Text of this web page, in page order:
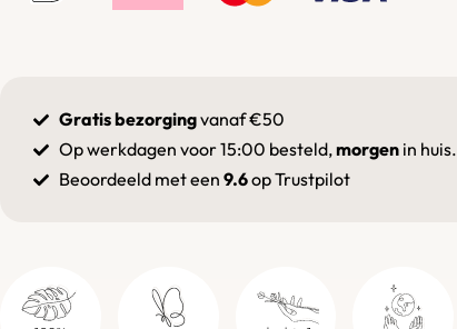
Gratis bezorgingvanaf €50
Op werkdagen voor 15:00 besteld,morgenin huis.
Beoordeeld met een 9.6op Trustpilot